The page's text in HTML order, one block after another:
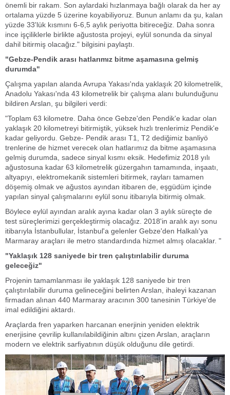
önemli bir rakam. Son aylardaki hızlanmaya bağlı olarak da her ay
ortalama yüzde 5 üzerine koyabiliyoruz. Bunun anlamı da şu, kalan
yüzde 33'lük kısmını 6-6,5 aylık periyotta bitireceğiz. Daha sonra
ince işçiliklerle birlikte ağustosta projeyi, eylül sonunda da sinyal
dahil bitirmiş olacağız." bilgisini paylaştı.
"Gebze-Pendik arası hatlarımız bitme aşamasına gelmiş
durumda"
Çalışma yapılan alanda Avrupa Yakası'nda yaklaşık 20 kilometrelik,
Anadolu Yakası'nda 43 kilometrelik bir çalışma alanı bulunduğunu
bildiren Arslan, şu bilgileri verdi:
"Toplam 63 kilometre. Daha önce Gebze'den Pendik'e kadar olan
yaklaşık 20 kilometreyi bitirmiştik, yüksek hızlı trenlerimiz Pendik'e
kadar geliyordu. Gebze- Pendik arası T1, T2 dediğimiz banliyö
trenlerine de hizmet verecek olan hatlarımız da bitme aşamasına
gelmiş durumda, sadece sinyal kısmı eksik. Hedefimiz 2018 yılı
ağustosuna kadar 63 kilometrelik güzergahın tamamında, inşaatı,
altyapıyı, elektromekanik sistemleri bitirmek, rayları tamamen
döşemiş olmak ve ağustos ayından itibaren de, eşgüdüm içinde
yapılan sinyal çalışmalarını eylül sonu itibarıyla bitirmiş olmak.
Böylece eylül ayından aralık ayına kadar olan 3 aylık süreçte de
test süreçlerimizi gerçekleştirmiş olacağız. 2018'in aralık ayı sonu
itibarıyla İstanbullular, İstanbul'a gelenler Gebze'den Halkalı'ya
Marmaray araçları ile metro standardında hizmet almış olacaklar. "
"Yaklaşık 128 saniyede bir tren çalıştırılabilir duruma
geleceğiz"
Projenin tamamlanması ile yaklaşık 128 saniyede bir tren
çalıştırılabilir duruma gelineceğini belirten Arslan, ihaleyi kazanan
firmadan alınan 440 Marmaray aracının 300 tanesinin Türkiye'de
imal edildiğini aktardı.
Araçlarda fren yaparken harcanan enerjinin yeniden elektrik
enerjisine çevrilip kullanılabildiğinin altını çizen Arslan, araçların
modern ve elektrik sarfiyatının düşük olduğunu dile getirdi.